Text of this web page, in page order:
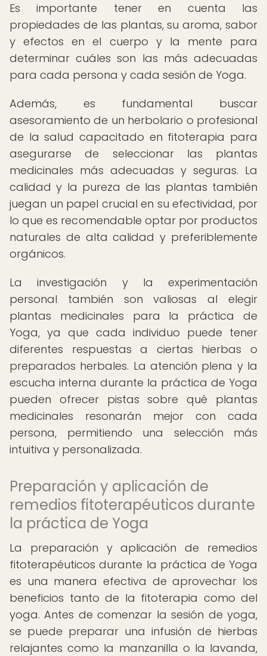
Es importante tener en cuenta las
propiedades de las plantas, su aroma, sabor
y efectos en el cuerpo y la mente para
determinar cuáles son las más adecuadas
para cada persona y cada sesión de Yoga.
Además, es fundamental buscar
asesoramiento de un herbolario o profesional
de la salud capacitado en fitoterapia para
asegurarse de seleccionar las plantas
medicinales más adecuadas y seguras. La
calidad y la pureza de las plantas también
juegan un papel crucial en su efectividad, por
lo que es recomendable optar por productos
naturales de alta calidad y preferiblemente
orgánicos.
La investigación y la experimentación
personal también son valiosas al elegir
plantas medicinales para la práctica de
Yoga, ya que cada individuo puede tener
diferentes respuestas a ciertas hierbas o
preparados herbales. La atención plena y la
escucha interna durante la práctica de Yoga
pueden ofrecer pistas sobre qué plantas
medicinales resonarán mejor con cada
persona, permitiendo una selección más
intuitiva y personalizada.
Preparación y aplicación de
remedios fitoterapéuticos durante
la práctica de Yoga
La preparación y aplicación de remedios
fitoterapéuticos durante la práctica de Yoga
es una manera efectiva de aprovechar los
beneficios tanto de la fitoterapia como del
yoga. Antes de comenzar la sesión de yoga,
se puede preparar una infusión de hierbas
relajantes como la manzanilla o la lavanda,